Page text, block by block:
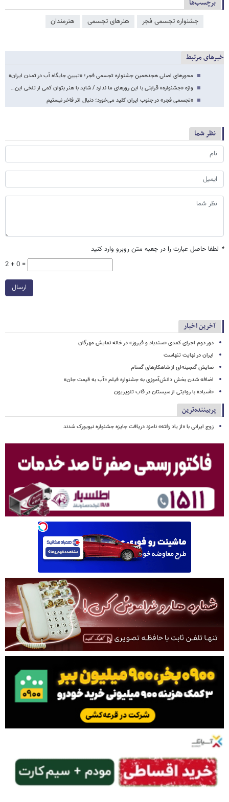
برچسب‌ها
جشنواره تجسمی فجر هنرهای تجسمی هنرمندان
خبرهای مرتبط
محورهای اصلی هجدهمین جشنواره تجسمی فجر؛ «تبیین جایگاه آب در تمدن ایران»
واژه «جشنواره» قرابتی با این روزهای ما ندارد / شاید با هنر بتوان کمی از تلخی‌ این…
«تجسمی فجر» در جنوب ایران کلید می‌خورد؛ دنبال اثر فاخر نیستیم
نظر شما
* لطفا حاصل عبارت را در جعبه متن روبرو وارد کنید
2 + 0 =
ارسال
آخرین اخبار
دور دوم اجرای کمدی «سندباد و فیروز» در خانه نمایش مهرگان
ایران در نهایت تنهاست
نمایش گنجینه‌ای از شاهکارهای گمنام
اضافه شدن بخش دانش‌آموزی به جشنواره فیلم «آب به قیمت جان»
«آسباد» با روایتی از سیستان در قاب تلویزیون
پربیننده‌ترین
زوج ایرانی با «از یاد رفته» نامزد دریافت جایزه جشنواره نیویورک شدند